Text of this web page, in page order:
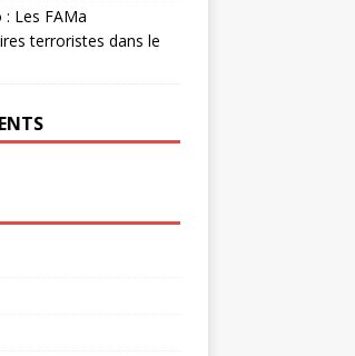
Les FAMa
terroristes dans le